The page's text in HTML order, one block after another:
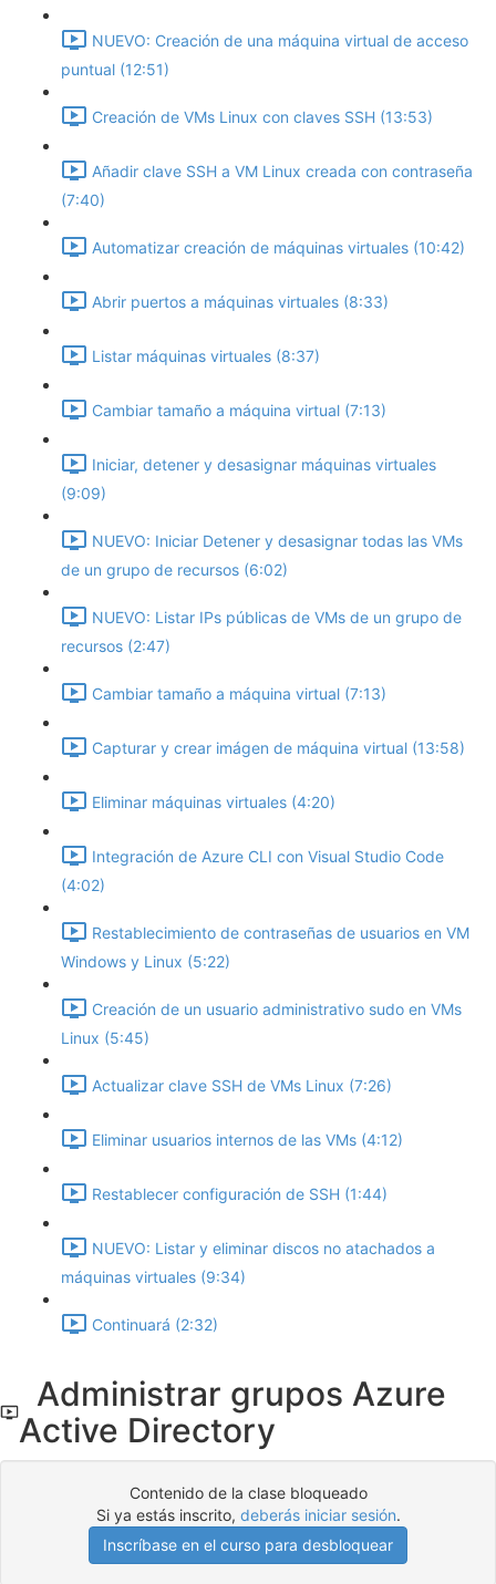
NUEVO: Creación de una máquina virtual de acceso
puntual (12:51)
Creación de VMs Linux con claves SSH (13:53)
Añadir clave SSH a VM Linux creada con contraseña
(7:40)
Automatizar creación de máquinas virtuales (10:42)
Abrir puertos a máquinas virtuales (8:33)
Listar máquinas virtuales (8:37)
Cambiar tamaño a máquina virtual (7:13)
Iniciar, detener y desasignar máquinas virtuales
(9:09)
NUEVO: Iniciar Detener y desasignar todas las VMs
de un grupo de recursos (6:02)
NUEVO: Listar IPs públicas de VMs de un grupo de
recursos (2:47)
Cambiar tamaño a máquina virtual (7:13)
Capturar y crear imágen de máquina virtual (13:58)
Eliminar máquinas virtuales (4:20)
Integración de Azure CLI con Visual Studio Code
(4:02)
Restablecimiento de contraseñas de usuarios en VM
Windows y Linux (5:22)
Creación de un usuario administrativo sudo en VMs
Linux (5:45)
Actualizar clave SSH de VMs Linux (7:26)
Eliminar usuarios internos de las VMs (4:12)
Restablecer configuración de SSH (1:44)
NUEVO: Listar y eliminar discos no atachados a
máquinas virtuales (9:34)
Continuará (2:32)
Administrar grupos Azure
Active Directory
Contenido de la clase bloqueado
Si ya estás inscrito, deberás iniciar sesión.
Inscríbase en el curso para desbloquear